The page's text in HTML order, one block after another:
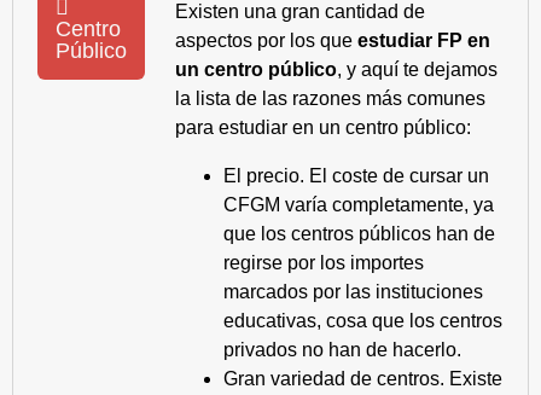
Centro
Público
Existen una gran cantidad de
aspectos por los que estudiar FP en
un centro público, y aquí te dejamos
la lista de las razones más comunes
para estudiar en un centro público:
El precio. El coste de cursar un
CFGM varía completamente, ya
que los centros públicos han de
regirse por los importes
marcados por las instituciones
educativas, cosa que los centros
privados no han de hacerlo.
Gran variedad de centros. Existe